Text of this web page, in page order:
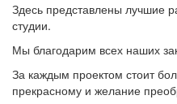
Здесь представлены лучшие
студии.
Мы благодарим всех наших
За каждым проектом стоит
прекрасному и желание